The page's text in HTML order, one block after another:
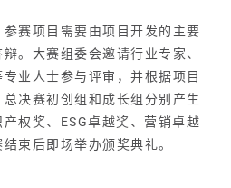
赛项目需要由项目开发的主要
。大赛组委会邀请行业专家、
业人士参与评审，并根据项目
决赛初创组和成长组分别产生
权奖、 ESG卓越奖、营销卓越
束后即场举办颁奖典礼。